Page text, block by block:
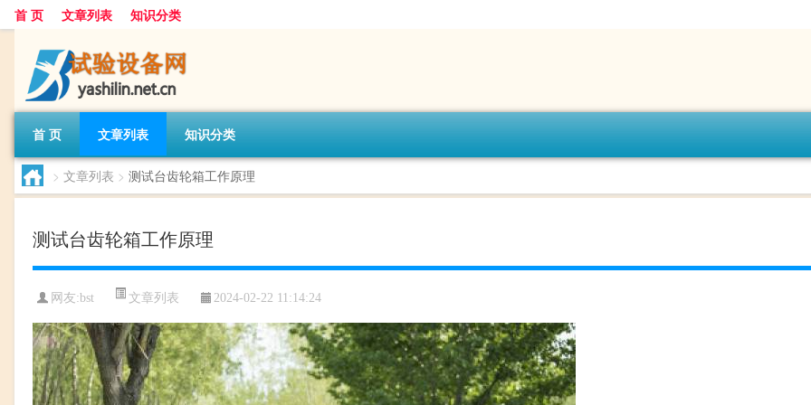
首 页 文章列表 知识分类
首 页 文章列表 知识分类
> 文章列表 > 测试台齿轮箱工作原理
测试台齿轮箱工作原理
网友:bst 文章列表 2024-02-22 11:14:24